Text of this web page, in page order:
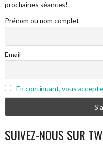
prochaines séances!
Prénom ou nom complet
Email
En continuant, vous
SUIVEZ-NOUS SUR